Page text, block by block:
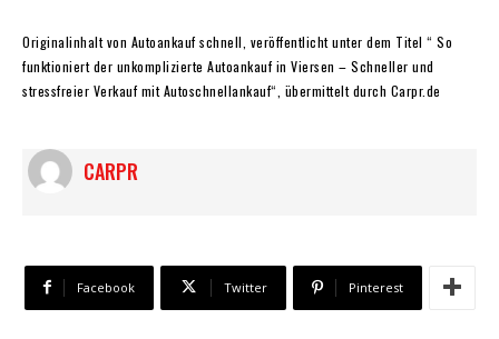
Originalinhalt von Autoankauf schnell, veröffentlicht unter dem Titel “ So
funktioniert der unkomplizierte Autoankauf in Viersen – Schneller und
stressfreier Verkauf mit Autoschnellankauf“, übermittelt durch Carpr.de
CARPR
Facebook Twitter Pinterest